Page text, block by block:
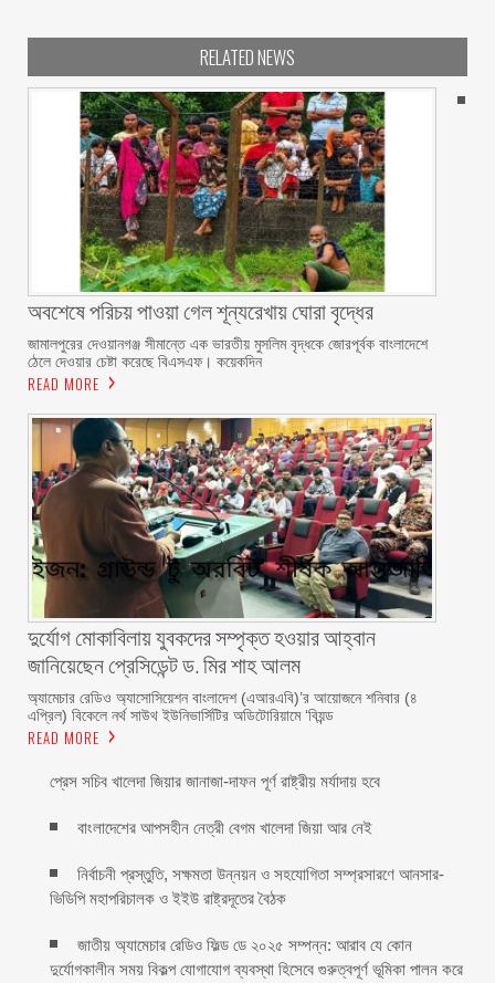
RELATED NEWS
অবশেষে পরিচয় পাওয়া গেল শূন্যরেখায় ঘোরা বৃদ্ধের
জামালপুরের দেওয়ানগঞ্জ সীমান্তে এক ভারতীয় মুসলিম বৃদ্ধকে জোরপূর্বক বাংলাদেশে
ঠেলে দেওয়ার চেষ্টা করেছে বিএসএফ। কয়েকদিন
READ MORE
দুর্যোগ মোকাবিলায় যুবকদের সম্পৃক্ত হওয়ার আহ্বান
জানিয়েছেন প্রেসিডেন্ট ড. মির শাহ আলম ‎ ‎
অ্যামেচার রেডিও অ্যাসোসিয়েশন বাংলাদেশ (এআরএবি)’র আয়োজনে শনিবার (৪
এপ্রিল) বিকেলে নর্থ সাউথ ইউনিভার্সিটির অডিটোরিয়ামে ‘বিয়ন্ড
READ MORE
প্রেস সচিব খালেদা জিয়ার জানাজা-দাফন পূর্ণ রাষ্ট্রীয় মর্যাদায় হবে
বাংলাদেশের আপসহীন নেত্রী বেগম খালেদা জিয়া আর নেই
নির্বাচনী প্রস্তুতি, সক্ষমতা উন্নয়ন ও সহযোগিতা সম্প্রসারণে আনসার-
ভিডিপি মহাপরিচালক ও ইইউ রাষ্ট্রদূতের বৈঠক
জাতীয় অ্যামেচার রেডিও ফিল্ড ডে ২০২৫ সম্পন্ন: আরাব যে কোন
দুর্যোগকালীন সময় বিকল্প যোগাযোগ ব্যবস্থা হিসেবে গুরুত্বপূর্ণ ভূমিকা পালন করে